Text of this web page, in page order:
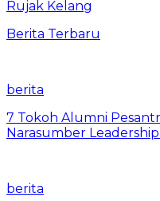
Rujak Kelang
Berita Terbaru
berita
7 Tokoh Alumni
Narasumber
berita